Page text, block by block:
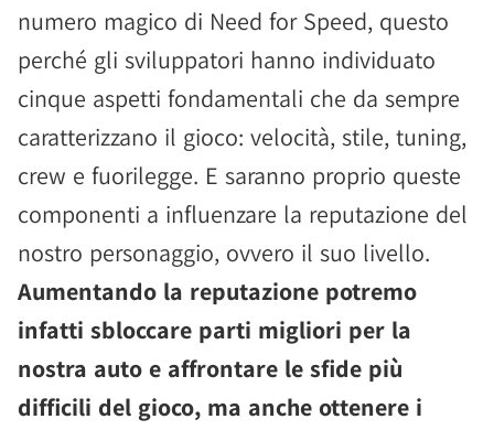
numero magico di Need for Speed, questo
perché gli sviluppatori hanno individuato
cinque aspetti fondamentali che da sempre
caratterizzano il gioco: velocità, stile, tuning,
crew e fuorilegge. E saranno proprio queste
componenti a influenzare la reputazione del
nostro personaggio, ovvero il suo livello.
Aumentando la reputazione potremo
infatti sbloccare parti migliori per la
nostra auto e affrontare le sfide più
difficili del gioco, ma anche ottenere i